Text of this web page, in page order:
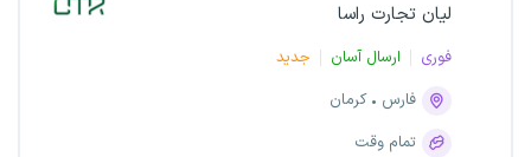
لیان تجارت راسا
فوری ارسال آسان
جدید
فارس
کرمان
تمام وقت